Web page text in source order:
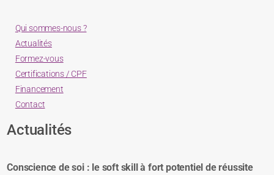
Qui sommes-nous ?
Actualités
Formez-vous
Certifications / CPF
Financement
Contact
Actualités
Conscience de soi : le soft skill à fort potentiel de réussite